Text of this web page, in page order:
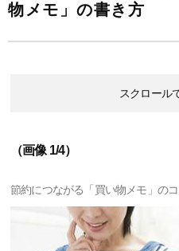
物メモ」の書き方
スクロール
（画像 1/4）
節約につながる「買い物メモ」の